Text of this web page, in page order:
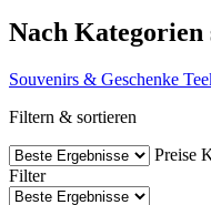
Nach Kategorien
Souvenirs & Geschenke
Filtern & sortieren
Preise
Filter